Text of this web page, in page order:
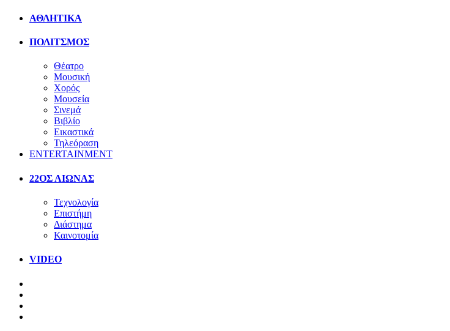
ΑΘΛΗΤΙΚΑ
ΠΟΛΙΤΣΜΟΣ
Θέατρο
Μουσική
Χορός
Μουσεία
Σινεμά
Βιβλίο
Εικαστικά
Τηλεόραση
ENTERTAINMENT
22ΟΣ ΑΙΩΝΑΣ
Τεχνολογία
Επιστήμη
Διάστημα
Καινοτομία
VIDEO